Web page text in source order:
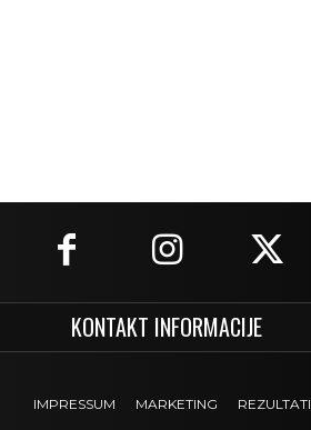
KONTAKT INFORMACIJE
IMPRESSUM MARKETING REZULTATI